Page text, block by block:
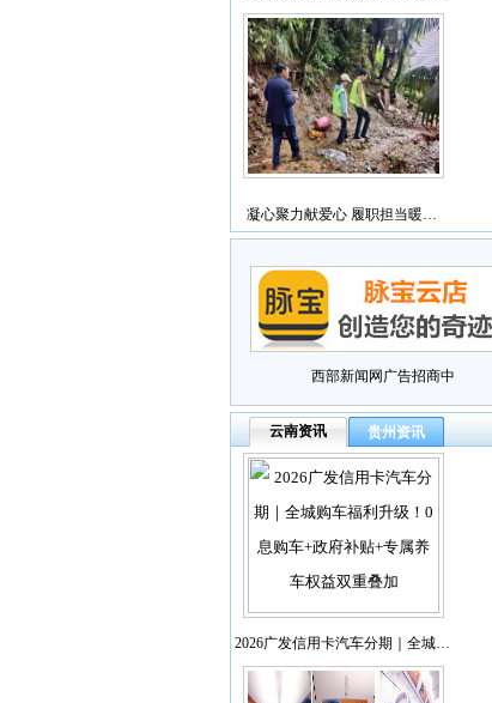
凝心聚力献爱心 履职担当暖…
西部新闻网广告招商中
云南资讯 贵州资讯
2026广发信用卡汽车分期｜全城…